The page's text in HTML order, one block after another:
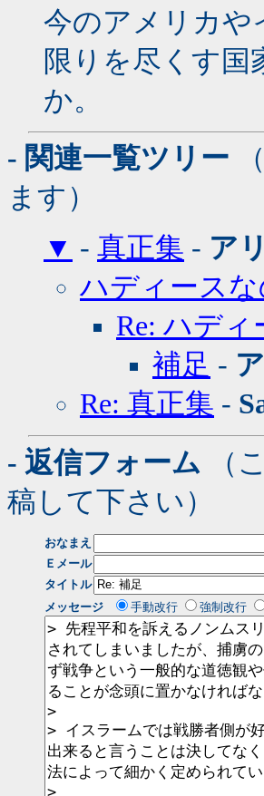
今のアメリカや
限りを尽くす
か。
- 関連一覧ツリー
ます）
▼ - 真正集 - アリ
ハディース
Re: ハデ
補足 -
Re: 真正集 -
- 返信フォーム （
稿して下さい）
おなまえ
Ｅメール
タイトル
メッセージ
手動改行 強制改行